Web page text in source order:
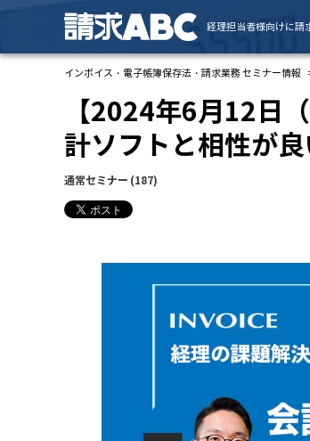
経理担当者様向けに請
インボイス・電子帳簿保存法・請求業務 セミナー情報
【2024年6月12日
計ソフトと相性が
通常セミナー (187)